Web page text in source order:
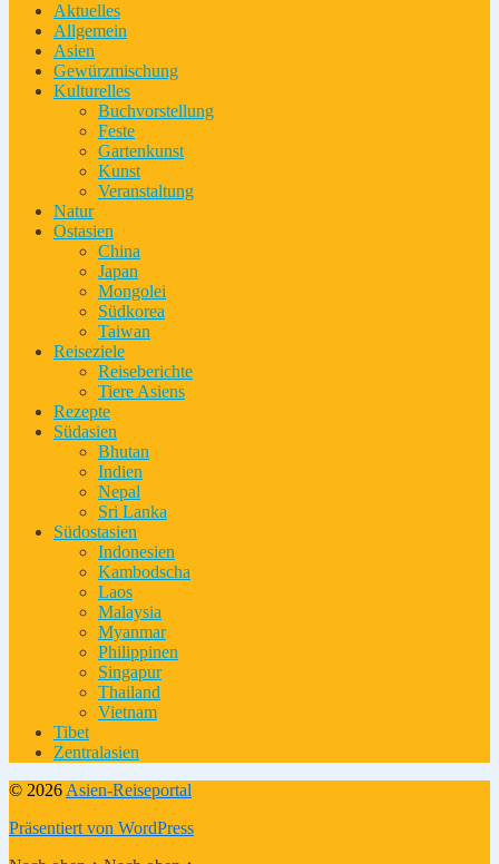
Aktuelles
Allgemein
Asien
Gewürzmischung
Kulturelles
Buchvorstellung
Feste
Gartenkunst
Kunst
Veranstaltung
Natur
Ostasien
China
Japan
Mongolei
Südkorea
Taiwan
Reiseziele
Reiseberichte
Tiere Asiens
Rezepte
Südasien
Bhutan
Indien
Nepal
Sri Lanka
Südostasien
Indonesien
Kambodscha
Laos
Malaysia
Myanmar
Philippinen
Singapur
Thailand
Vietnam
Tibet
Zentralasien
© 2026 Asien-Reiseportal
Präsentiert von WordPress